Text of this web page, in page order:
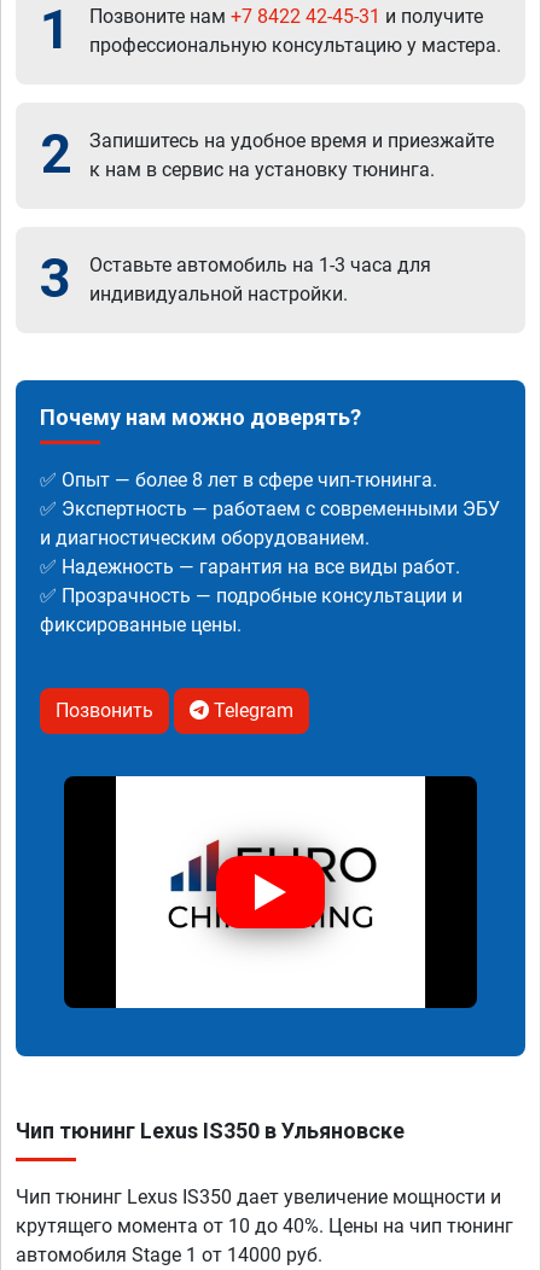
1 Позвоните нам +7 8422 42-45-31 и получите
профессиональную консультацию у мастера.
2
Запишитесь на удобное время и приезжайте
к нам в сервис на установку тюнинга.
3
Оставьте автомобиль на 1-3 часа для
индивидуальной настройки.
Почему нам можно доверять?
✅ Опыт — более 8 лет в сфере чип-тюнинга.
✅ Экспертность — работаем с современными ЭБУ
и диагностическим оборудованием.
✅ Надежность — гарантия на все виды работ.
✅ Прозрачность — подробные консультации и
фиксированные цены.
Позвонить Telegram
Чип тюнинг Lexus IS350 в Ульяновске
Чип тюнинг Lexus IS350 дает увеличение мощности и
крутящего момента от 10 до 40%. Цены на чип тюнинг
автомобиля Stage 1 от 14000 руб.